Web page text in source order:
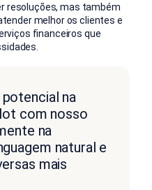
resoluções, mas também
melhor os clientes e
financeiros que
na
com nosso
na
natural e
mais